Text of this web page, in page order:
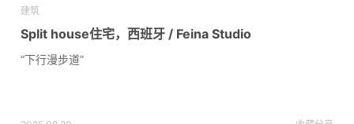
建筑
Split house住宅，西班牙 / Feina Studio
“下行漫步道”